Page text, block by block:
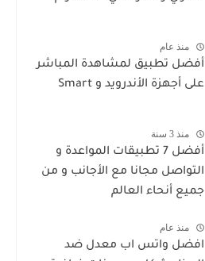
منذ عام
أفضل تطبيق لمشاهدة المباشر
على أجهزة الأندرويد و Smart
منذ 3 سنة
أفضل 7 تطبيقات المواعدة و
التواصل مجانا مع الأجانب و من
جميع أنحاء العالم
منذ عام
افضل واتس اب معدل ضد